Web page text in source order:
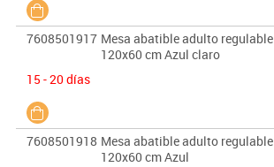
7608501917 Mesa abatible adulto regulable
120x60 cm Azul claro
15 - 20 días
7608501918 Mesa abatible adulto regulable
120x60 cm Azul